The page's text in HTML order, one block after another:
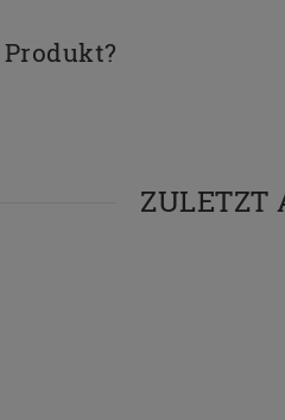
ZULETZT